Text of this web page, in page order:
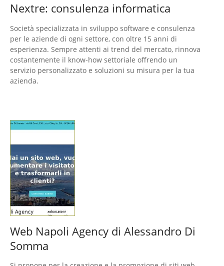
Nextre: consulenza informatica
Società specializzata in sviluppo software e consulenza
per le aziende di ogni settore, con oltre 15 anni di
esperienza. Sempre attenti ai trend del mercato, rinnova
costantemente il know-how settoriale offrendo un
servizio personalizzato e soluzioni su misura per la tua
azienda.
Web Napoli Agency di Alessandro Di
Somma